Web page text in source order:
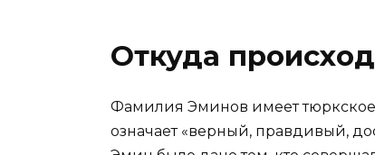
Откуда
Фамилия Эминов имеет тюркское
означает «верный, правдивый,